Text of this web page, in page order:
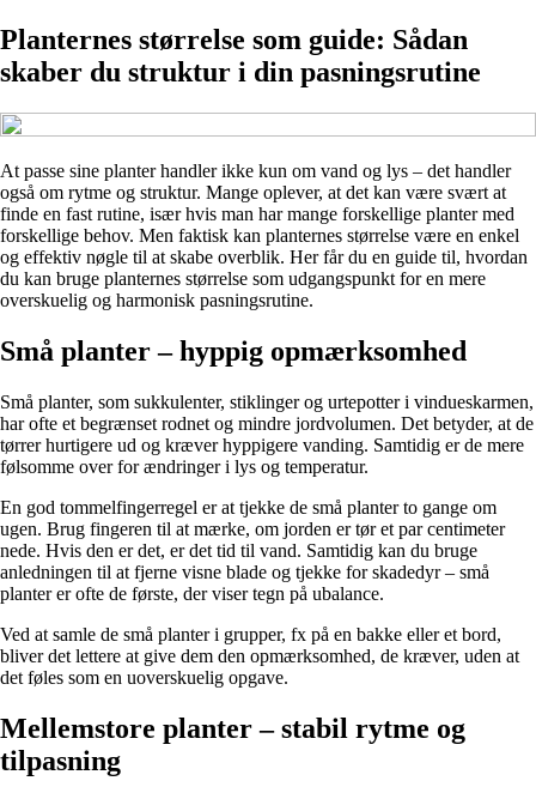
Planternes størrelse som guide: Sådan
skaber du struktur i din pasningsrutine
At passe sine planter handler ikke kun om vand og lys – det handler
også om rytme og struktur. Mange oplever, at det kan være svært at
finde en fast rutine, især hvis man har mange forskellige planter med
forskellige behov. Men faktisk kan planternes størrelse være en enkel
og effektiv nøgle til at skabe overblik. Her får du en guide til, hvordan
du kan bruge planternes størrelse som udgangspunkt for en mere
overskuelig og harmonisk pasningsrutine.
Små planter – hyppig opmærksomhed
Små planter, som sukkulenter, stiklinger og urtepotter i vindueskarmen,
har ofte et begrænset rodnet og mindre jordvolumen. Det betyder, at de
tørrer hurtigere ud og kræver hyppigere vanding. Samtidig er de mere
følsomme over for ændringer i lys og temperatur.
En god tommelfingerregel er at tjekke de små planter to gange om
ugen. Brug fingeren til at mærke, om jorden er tør et par centimeter
nede. Hvis den er det, er det tid til vand. Samtidig kan du bruge
anledningen til at fjerne visne blade og tjekke for skadedyr – små
planter er ofte de første, der viser tegn på ubalance.
Ved at samle de små planter i grupper, fx på en bakke eller et bord,
bliver det lettere at give dem den opmærksomhed, de kræver, uden at
det føles som en uoverskuelig opgave.
Mellemstore planter – stabil rytme og
tilpasning